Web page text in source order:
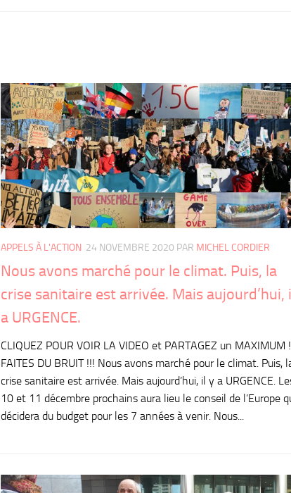
APPELS À L'ACTION 24 NOVEMBRE 2020 PAR MICHEL CORDIER
Nous avons marché pour le climat. Puis, la
crise sanitaire est arrivée. Mais aujourd’hui,
a URGENCE.
CLIQUEZ POUR VOIR LA VIDEO et PARTAGEZ un MAXIMUM !
FAITES DU BRUIT !!! Nous avons marché pour le climat. Puis,
crise sanitaire est arrivée. Mais aujourd’hui, il y a URGENCE.
10 et 11 décembre prochains aura lieu le conseil de l’Europe
décidera du budget pour les 7 années à venir. Nous...